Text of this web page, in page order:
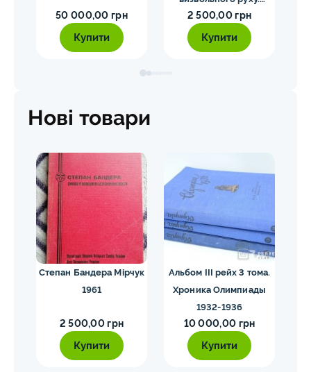
50 000,00 грн
Купити
Мірчук П. 1955
2 500,00 грн
Купити
Нові товари
Степан Бандера Мірчук
1961
2 500,00 грн
Купити
Альбом III рейх 3 тома.
Хроника Олимпиады
1932-1936
10 000,00 грн
Купити